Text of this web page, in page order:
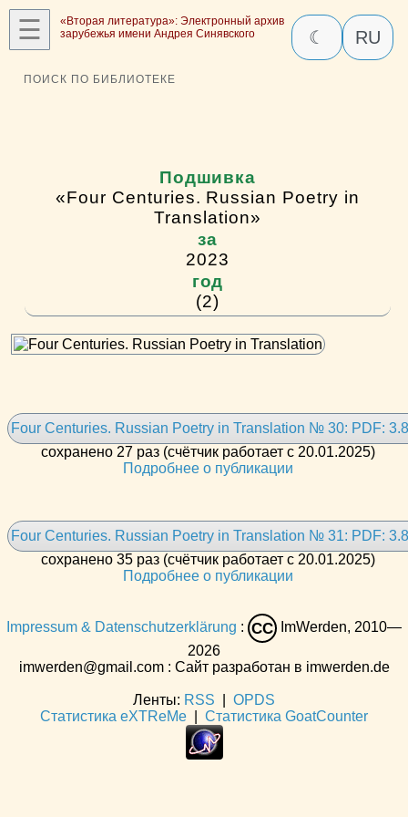
☰
«Вторая литература»: Электронный архив
зарубежья имени Андрея Синявского
☾ RU
ПОИСК ПО БИБЛИОТЕКЕ
Подшивка
«Four Centuries. Russian Poetry in
Translation»
за
2023
год
(2)
Four Centuries. Russian Poetry in Translation № 30: PDF:
сохранено 27 раз (счётчик работает с 20.01.2025)
Подробнее о публикации
Four Centuries. Russian Poetry in Translation № 31: PDF:
сохранено 35 раз (счётчик работает с 20.01.2025)
Подробнее о публикации
Impressum & Datenschutzerklärung : CC
ImWerden, 2010—
2026
imwerden@gmail.com : Сайт разработан в imwerden.de
Ленты: RSS
OPDS
Статистика eXTReMe
Статистика GoatCounter